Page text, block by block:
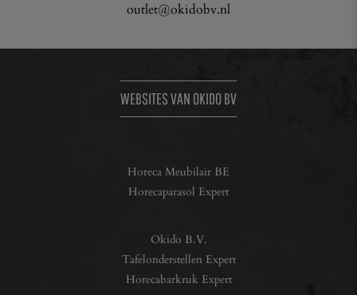
outlet@okidobv.nl
WEBSITES VAN OKIDO BV
Horeca Meubilair BE
Horecaparasol Expert
Okido B.V.
Tafelonderstellen Expert
Horecabarkruk Expert